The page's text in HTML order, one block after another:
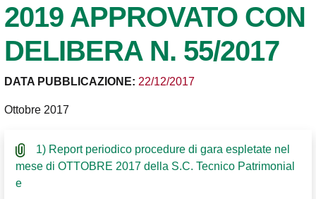
2019 APPROVATO CON
DELIBERA N. 55/2017
DATA PUBBLICAZIONE: 22/12/2017
Ottobre 2017
1) Report periodico procedure di gara espletate nel
mese di OTTOBRE 2017 della S.C. Tecnico Patrimonial
e